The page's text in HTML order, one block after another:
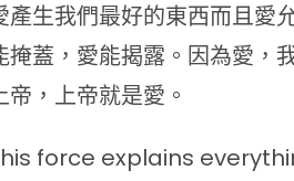
產生我們最好的東西而且愛
掩蓋，愛能揭露。因為愛，
帝，上帝就是愛。
force explains